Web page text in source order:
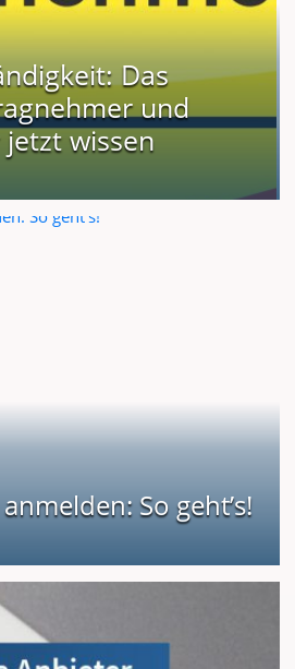
Das
und
wissen
So geht’s!